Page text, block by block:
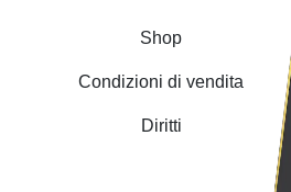
Shop
Condizioni di vendita
Diritti